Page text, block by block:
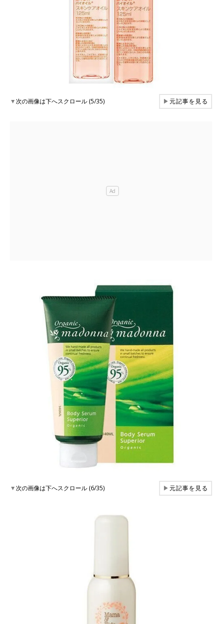
▼次の画像は下へスクロール (5/35) ▶元記事を見る
▼次の画像は下へスクロール (6/35) ▶元記事を見る